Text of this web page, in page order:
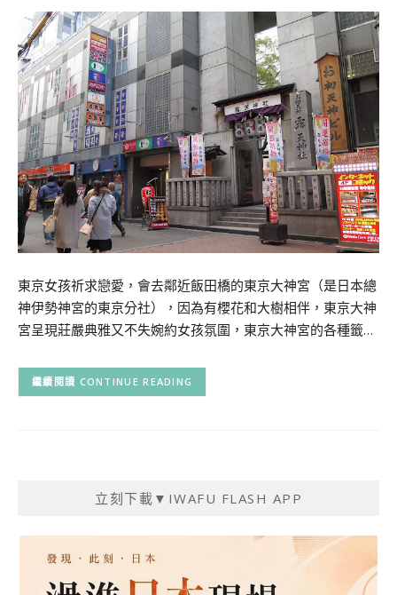
東京女孩祈求戀愛，會去鄰近飯田橋的東京大神宮（是日本總
神伊勢神宮的東京分社），因為有櫻花和大樹相伴，東京大神
宮呈現莊嚴典雅又不失婉約女孩氛圍，東京大神宮的各種籤…
CONTINUE READING
立刻下載▼IWAFU FLASH APP